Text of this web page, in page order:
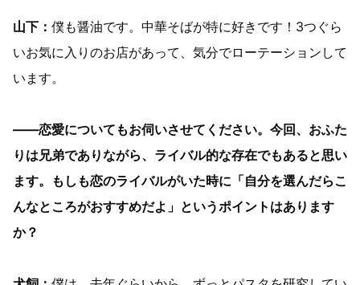
山下： 僕も醤油です。中華そばが特に好きです！3つぐら
いお気に入りのお店があって、気分でローテーションして
います。
――恋愛についてもお伺いさせてください。今回、おふた
りは兄弟でありながら、ライバル的な存在でもあると思い
ます。もしも恋のライバルがいた時に「自分を選んだらこ
んなところがおすすめだよ」というポイントはあります
か？